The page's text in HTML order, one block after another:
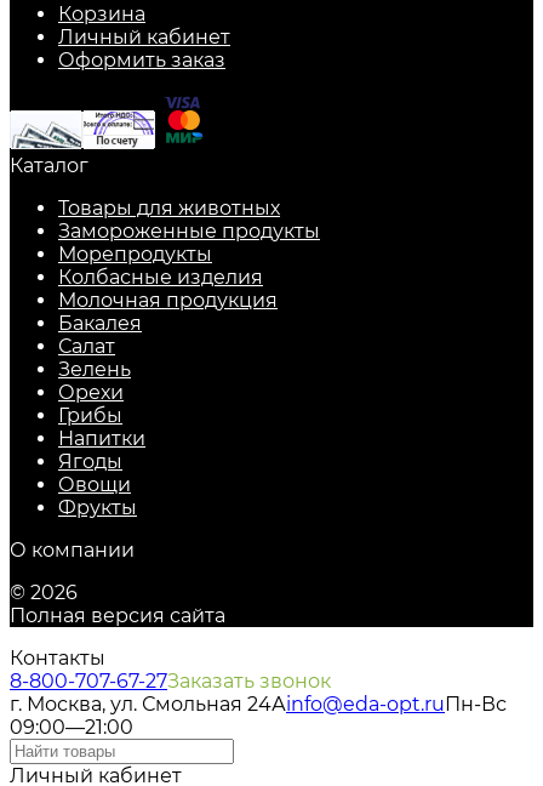
Корзина
Личный кабинет
Оформить заказ
Каталог
Товары для животных
Замороженные продукты
Морепродукты
Колбасные изделия
Молочная продукция
Бакалея
Салат
Зелень
Орехи
Грибы
Напитки
Ягоды
Овощи
Фрукты
О компании
© 2026
Полная версия сайта
Контакты
8-800-707-67-27Заказать звонок
г. Москва, ул. Смольная 24Аinfo@eda-opt.ruПн-Вс
09:00—21:00
Личный кабинет